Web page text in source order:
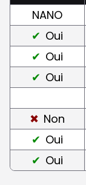
NANO
Oui
Oui
Oui
Non
Oui
Oui